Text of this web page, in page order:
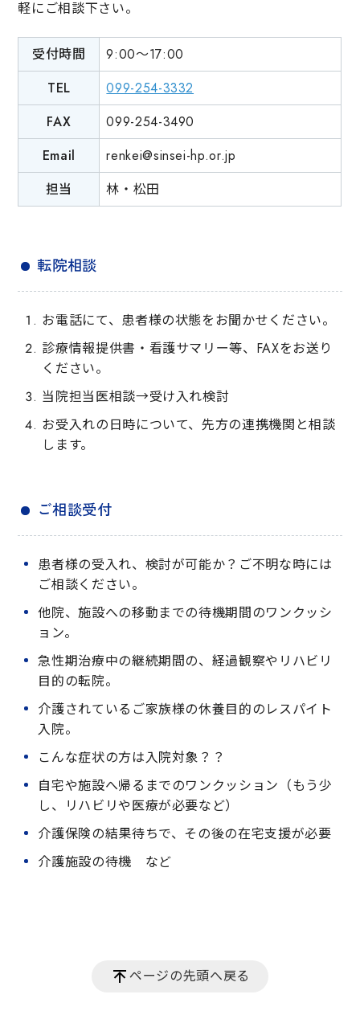
軽にご相談下さい。
受付時間
9:00～17:00
TEL
099-254-3332
FAX
099-254-3490
Email
renkei@sinsei-hp.or.jp
担当
林・松田
転院相談
お電話にて、患者様の状態をお聞かせください。
診療情報提供書・看護サマリー等、FAXをお送り
ください。
当院担当医相談→受け入れ検討
お受入れの日時について、先方の連携機関と相談
します。
ご相談受付
患者様の受入れ、検討が可能か？ご不明な時には
ご相談ください。
他院、施設への移動までの待機期間のワンクッシ
ョン。
急性期治療中の継続期間の、経過観察やリハビリ
目的の転院。
介護されているご家族様の休養目的のレスパイト
入院。
こんな症状の方は入院対象？？
自宅や施設へ帰るまでのワンクッション（もう少
し、リハビリや医療が必要など）
介護保険の結果待ちで、その後の在宅支援が必要
介護施設の待機 など
ページの先頭へ戻る